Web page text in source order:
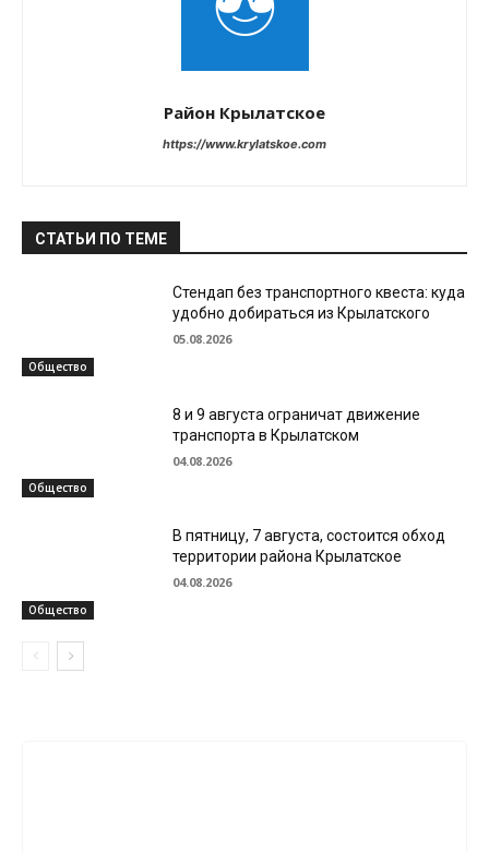
Район Крылатское
https://www.krylatskoe.com
СТАТЬИ ПО ТЕМЕ
Общество
Стендап без транспортного квеста: куда
удобно добираться из Крылатского
05.08.2026
Общество
8 и 9 августа ограничат движение
транспорта в Крылатском
04.08.2026
Общество
В пятницу, 7 августа, состоится обход
территории района Крылатское
04.08.2026